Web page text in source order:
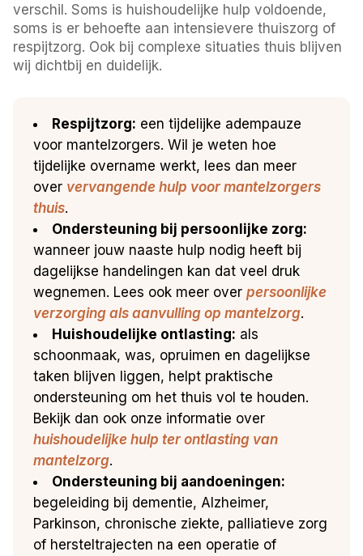
verschil. Soms is huishoudelijke hulp voldoende,
soms is er behoefte aan intensievere thuiszorg of
respijtzorg. Ook bij complexe situaties thuis blijven
wij dichtbij en duidelijk.
Respijtzorg: een tijdelijke adempauze
voor mantelzorgers. Wil je weten hoe
tijdelijke overname werkt, lees dan meer
over vervangende hulp voor mantelzorgers
thuis.
Ondersteuning bij persoonlijke zorg:
wanneer jouw naaste hulp nodig heeft bij
dagelijkse handelingen kan dat veel druk
wegnemen. Lees ook meer overpersoonlijke
verzorging als aanvulling op mantelzorg.
Huishoudelijke ontlasting: als
schoonmaak, was, opruimen en dagelijkse
taken blijven liggen, helpt praktische
ondersteuning om het thuis vol te houden.
Bekijk dan ook onze informatie over
huishoudelijke hulp ter ontlasting van
mantelzorg.
Ondersteuning bij aandoeningen:
begeleiding bij dementie, Alzheimer,
Parkinson, chronische ziekte, palliatieve zorg
of hersteltrajecten na een operatie of